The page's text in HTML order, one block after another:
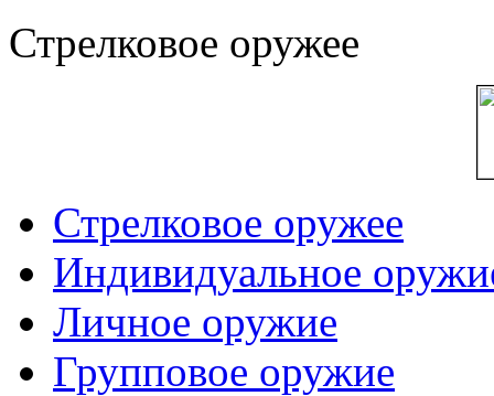
Стрелковое оружее
Стрелковое оружее
Индивидуальное
Личное оружие
Групповое оружие